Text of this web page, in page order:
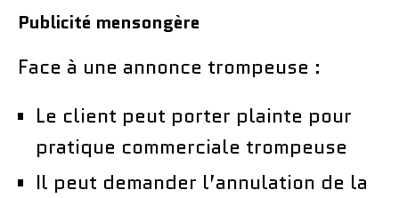
Publicité mensongère
Face à une annonce trompeuse :
Le client peut porter plainte pour
pratique commerciale trompeuse
Il peut demander l’annulation de la